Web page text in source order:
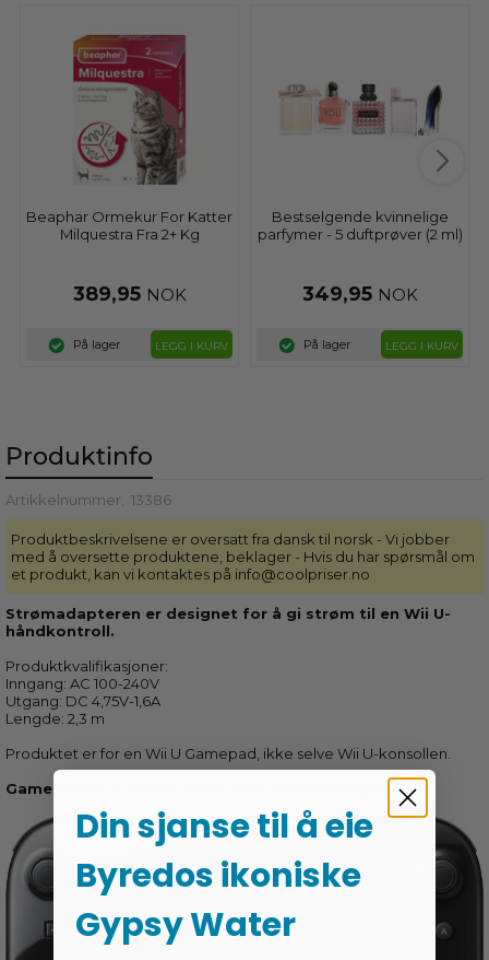
Beaphar Ormekur For Katter
Milquestra Fra 2+ Kg
389,95 NOK
På lager LEGG I KURV
Bestselgende kvinnelige
parfymer - 5 duftprøver (2 ml)
349,95 NOK
På lager LEGG I KURV
Produktinfo
Artikkelnummer. 13386
Produktbeskrivelsene er oversatt fra dansk til norsk - Vi jobber
med å oversette produktene, beklager - Hvis du har spørsmål om
et produkt, kan vi kontaktes på info@coolpriser.no
Strømadapteren er designet for å gi strøm til en Wii U-
håndkontroll.
Produktkvalifikasjoner:
Inngang: AC 100-240V
Utgang: DC 4,75V-1,6A
Lengde: 2,3 m
Produktet er for en Wii U Gamepad, ikke selve Wii U-konsollen.
Gamepaden er denne delen hvor kontakten passer:
Din sjanse til å eie
Byredos ikoniske
Gypsy Water